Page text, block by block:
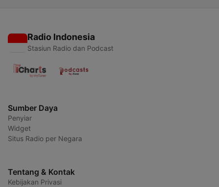
Radio Indonesia
Stasiun Radio dan Podcast
Sumber Daya
Penyiar
Widget
Situs Radio per Negara
Tentang & Kontak
Kebijakan Privasi